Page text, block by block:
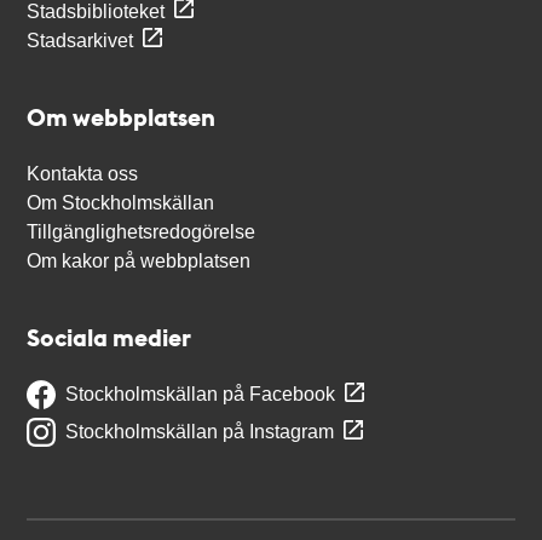
Stadsbiblioteket
Stadsarkivet
Om webbplatsen
Kontakta oss
Om Stockholmskällan
Tillgänglighetsredogörelse
Om kakor på webbplatsen
Sociala medier
Stockholmskällan på Facebook
Stockholmskällan på Instagram